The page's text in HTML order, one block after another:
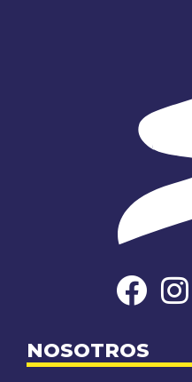
NOSOTROS